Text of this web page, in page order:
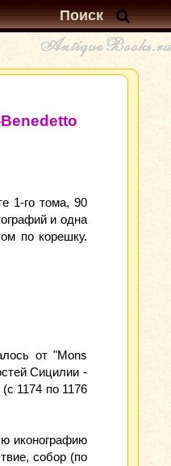
1-го тома, 90
и одна
по корешку.
от "Mons
Сицилии -
1174 по 1176
иконографию
собор (по